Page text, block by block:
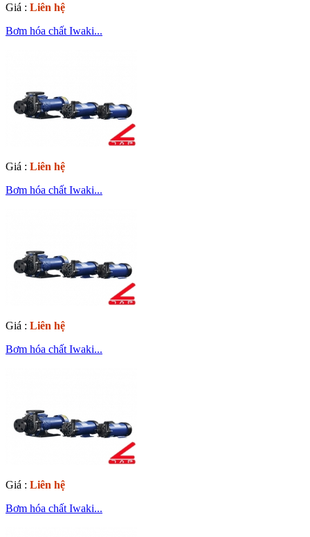
Giá : Liên hệ
Bơm hóa chất Iwaki...
Giá : Liên hệ
Bơm hóa chất Iwaki...
Giá : Liên hệ
Bơm hóa chất Iwaki...
Giá : Liên hệ
Bơm hóa chất Iwaki...